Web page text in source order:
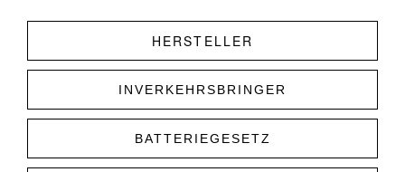
HERSTELLER
INVERKEHRSBRINGER
BATTERIEGESETZ